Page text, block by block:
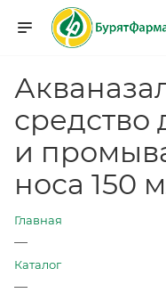
и
носа 150
Главная
—
Каталог
—